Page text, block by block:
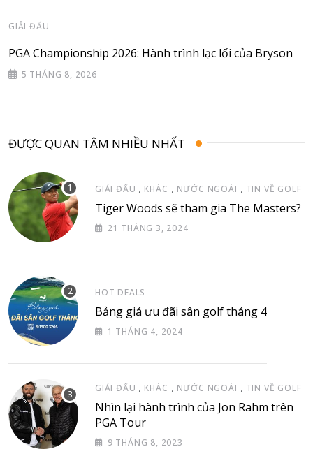
GIẢI ĐẤU
PGA Championship 2026: Hành trình lạc lối của Bryson
5 THÁNG 8, 2026
ĐƯỢC QUAN TÂM NHIỀU NHẤT
GIẢI ĐẤU , KHÁC , NƯỚC NGOÀI , TIN VỀ GOLF
Tiger Woods sẽ tham gia The Masters?
21 THÁNG 3, 2024
HOT DEALS
Bảng giá ưu đãi sân golf tháng 4
1 THÁNG 4, 2024
GIẢI ĐẤU , KHÁC , NƯỚC NGOÀI , TIN VỀ GOLF
Nhìn lại hành trình của Jon Rahm trên
PGA Tour
9 THÁNG 8, 2023